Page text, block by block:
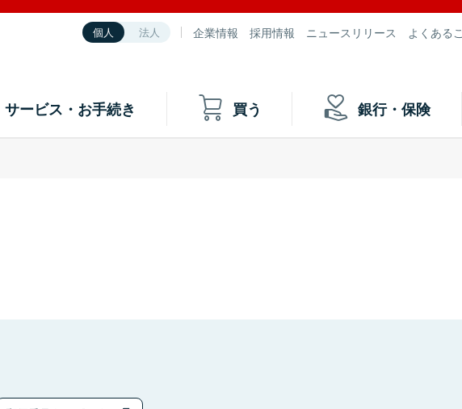
個人 法人 企業情報 採用情報 ニュースリリース よくある
サービス・お手続き 買う 銀行・保険